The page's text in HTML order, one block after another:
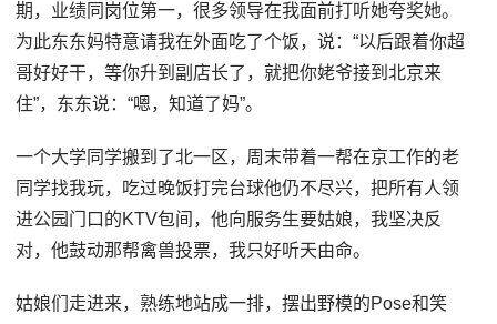
期，业绩同岗位第一，很多领导在我面前打听她夸奖她。
为此东东妈特意请我在外面吃了个饭，说：“以后跟着你超
哥好好干，等你升到副店长了，就把你姥爷接到北京来
住”，东东说：“嗯，知道了妈”。
一个大学同学搬到了北一区，周末带着一帮在京工作的老
同学找我玩，吃过晚饭打完台球他仍不尽兴，把所有人领
进公园门口的KTV包间，他向服务生要姑娘，我坚决反
对，他鼓动那帮禽兽投票，我只好听天由命。
姑娘们走进来，熟练地站成一排，摆出野模的Pose和笑